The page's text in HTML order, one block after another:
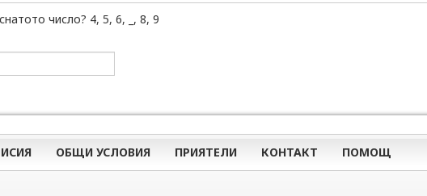
число? 4, 5, 6, _, 8, 9
ОБЩИ УСЛОВИЯ ПРИЯТЕЛИ КОНТАКТ ПОМОЩ